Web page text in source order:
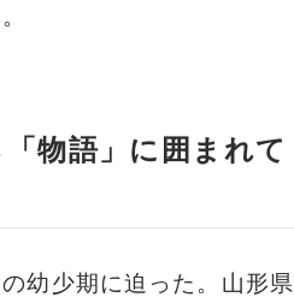
物語」に囲まれて
幼少期に迫った。山形県